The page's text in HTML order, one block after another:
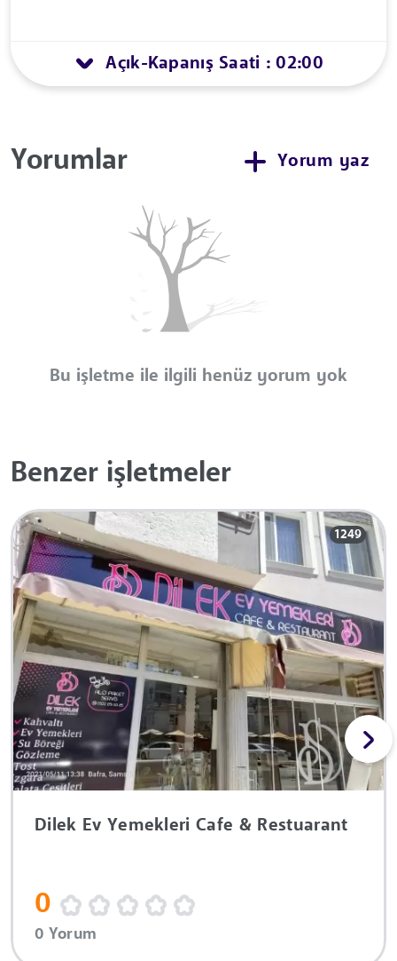
Açık-Kapanış Saati : 02:00
Yorumlar Yorum yaz
Bu işletme ile ilgili henüz yorum yok
Benzer işletmeler
1249
Dilek Ev Yemekleri Cafe & Restuarant
0
0 Yorum